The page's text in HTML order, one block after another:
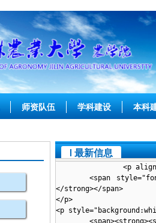
师资队伍 学科建设 本科
最新信息